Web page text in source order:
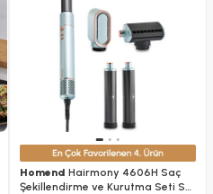
Homend Hairmony 4606H Saç
Şekillendirme ve Kurutma Seti Su